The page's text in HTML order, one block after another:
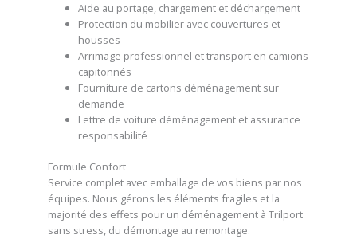
Aide au portage, chargement et déchargement
Protection du mobilier avec couvertures et
housses
Arrimage professionnel et transport en camions
capitonnés
Fourniture de cartons déménagement sur
demande
Lettre de voiture déménagement et assurance
responsabilité
Formule Confort
Service complet avec emballage de vos biens par nos
équipes. Nous gérons les éléments fragiles et la
majorité des effets pour un déménagement à Trilport
sans stress, du démontage au remontage.